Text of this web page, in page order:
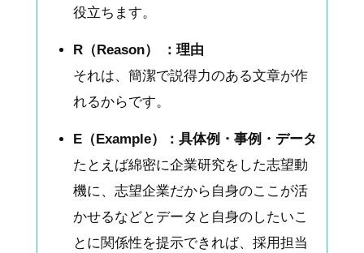
役立ちます。
R（Reason） ：理由
それは、簡潔で説得力のある文章が作
れるからです。
E（Example）：具体例・事例・データ
たとえば綿密に企業研究をした志望動
機に、志望企業だから自身のここが活
かせるなどとデータと自身のしたいこ
とに関係性を提示できれば、採用担当